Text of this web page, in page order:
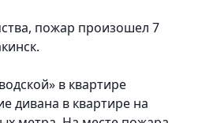
пожар произошел 7
в квартире
дивана в квартире на